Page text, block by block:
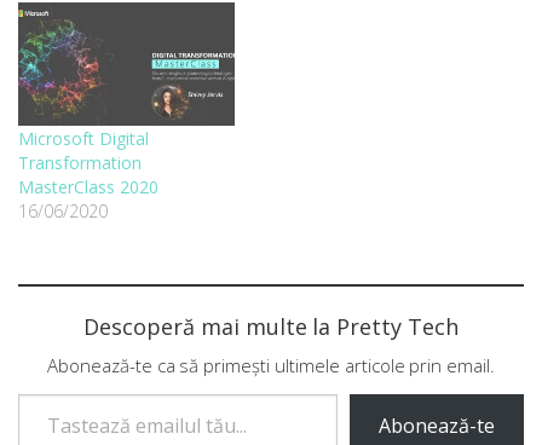
Microsoft Digital
Transformation
MasterClass 2020
16/06/2020
Descoperă mai multe la Pretty Tech
Abonează-te ca să primești ultimele articole prin email.
Tastează emailul tău...
Abonează-te